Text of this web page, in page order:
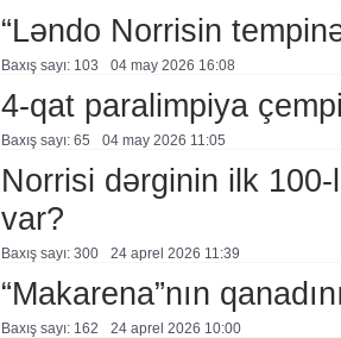
“Ləndo Norrisin
Baxış sayı: 103 04 may 2026 16:08
4-qat paralimpiya
Baxış sayı: 65 04 may 2026 11:05
Norrisi dərginin ilk
var?
Baxış sayı: 300 24 aprel 2026 11:39
“Makarena”nın
Baxış sayı: 162 24 aprel 2026 10:00